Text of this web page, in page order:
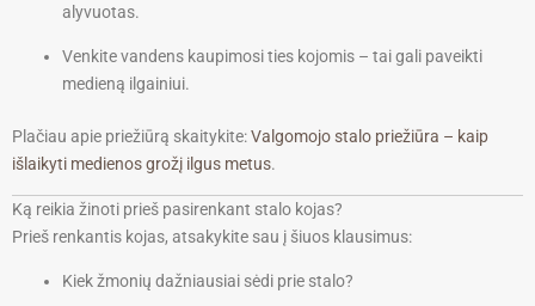
alyvuotas.
Venkite vandens kaupimosi ties kojomis – tai gali paveikti
medieną ilgainiui.
Plačiau apie priežiūrą skaitykite:Valgomojo stalo priežiūra – kaip
išlaikyti medienos grožį ilgus metus.
Ką reikia žinoti prieš pasirenkant stalo kojas?
Prieš renkantis kojas, atsakykite sau į šiuos klausimus:
Kiek žmonių dažniausiai sėdi prie stalo?